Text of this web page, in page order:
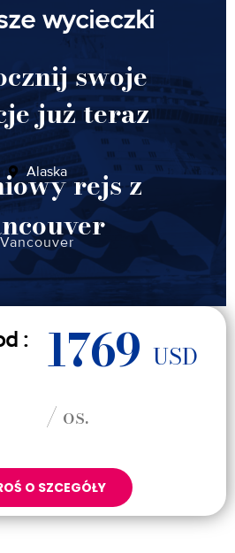
wycieczki
swoje
już teraz
Alaska rejs z
Vancouver
: 1769 USD
/ os.
O SZCEGÓŁY